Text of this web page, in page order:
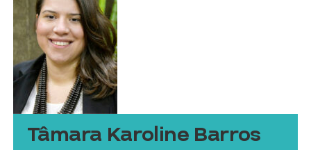
Tâmara Karoline Barros